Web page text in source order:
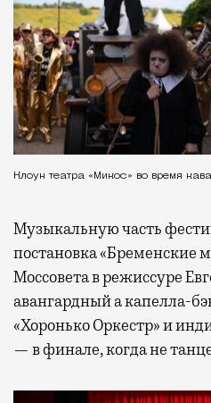
Клоун театра «Микос» во время
Музыкальную часть
постановка «Бременские
Моссовета в режиссуре
авангардный а капелла-
«Хоронько Оркестр» и
— в финале, когда не